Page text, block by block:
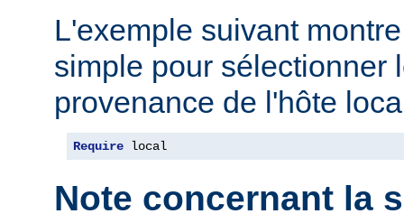
L'exemple suivant
simple pour sélectionner
provenance de l'hôte
Require local
Note concernant la